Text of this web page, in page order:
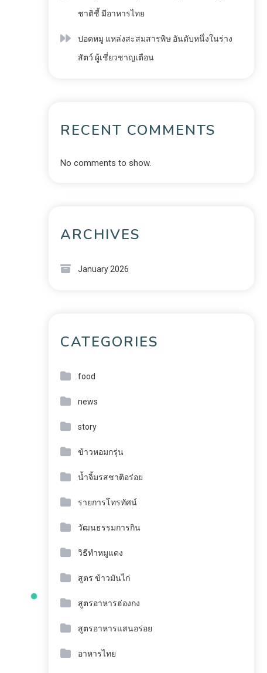
ชาติชี้ มีอาหารไทย
ปอดหมู แหล่งสะสมสารพิษ อันดับหนึ่งในร่าง
สัตว์ ผู้เชี่ยวชาญเตือน
RECENT COMMENTS
No comments to show.
ARCHIVES
January 2026
CATEGORIES
food
news
story
ข้าวหอมกรุ่น
น้ำจิ้มรสชาติอร่อย
รายการโทรทัศน์
วัฒนธรรมการกิน
วิธีทำหมูแดง
สูตร ข้าวมันไก่
สูตรอาหารฮ่องกง
สูตรอาหารแสนอร่อย
อาหารไทย